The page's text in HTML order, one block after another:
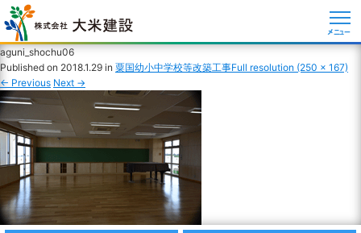
メニュー
aguni_shochu06
Published on 2018.1.29 in 粟国幼小中学校等改築工事Full resolution (250 × 167)
← Previous Next →